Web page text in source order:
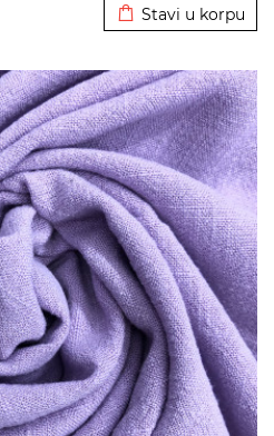
Stavi u korpu